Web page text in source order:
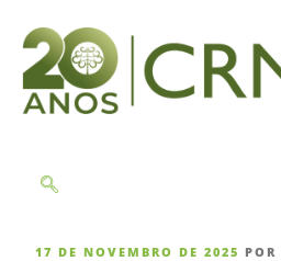
17 DE NOVEMBRO DE 2025 POR